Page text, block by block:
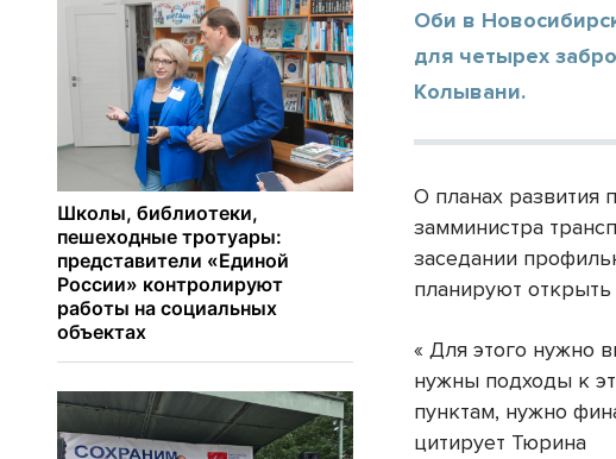
Оби в
для четырех
Колывани.
О планах развития
замминистра
заседании
планируют открыть
« Для этого нужно
нужны подходы к
пунктам, нужно
цитирует Тюрина